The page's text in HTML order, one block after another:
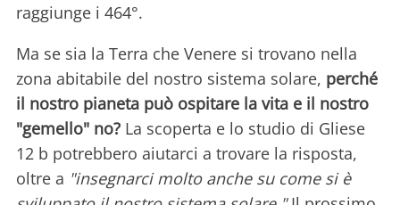
raggiunge i 464°.
Ma se sia la Terra che Venere si trovano nella
zona abitabile del nostro sistema solare, perché
il nostro pianeta può ospitare la vita e il nostro
"gemello" no? La scoperta e lo studio di Gliese
12 b potrebbero aiutarci a trovare la risposta,
oltre a "insegnarci molto anche su come si è